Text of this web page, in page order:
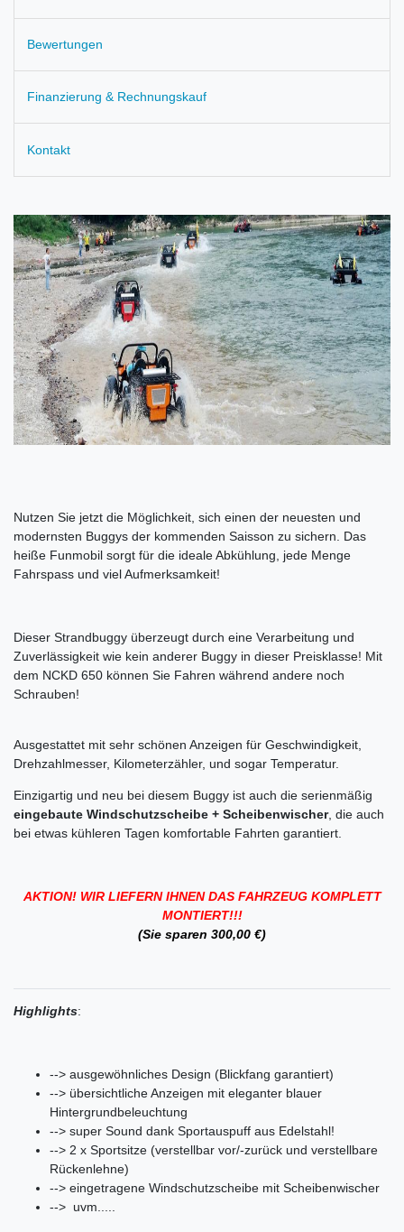
Bewertungen
Finanzierung & Rechnungskauf
Kontakt
Nutzen Sie jetzt die Möglichkeit, sich einen der neuesten und
modernsten Buggys der kommenden Saisson zu sichern. Das
heiße Funmobil sorgt für die ideale Abkühlung, jede Menge
Fahrspass und viel Aufmerksamkeit!
Dieser Strandbuggy überzeugt durch eine Verarbeitung und
Zuverlässigkeit wie kein anderer Buggy in dieser Preisklasse! Mit
dem NCKD 650 können Sie Fahren während andere noch
Schrauben!
Ausgestattet mit sehr schönen Anzeigen für Geschwindigkeit,
Drehzahlmesser, Kilometerzähler, und sogar Temperatur.
Einzigartig und neu bei diesem Buggy ist auch die serienmäßig
eingebaute Windschutzscheibe + Scheibenwischer, die auch
bei etwas kühleren Tagen komfortable Fahrten garantiert.
AKTION! WIR LIEFERN IHNEN DAS FAHRZEUG KOMPLETT
MONTIERT!!!
(Sie sparen 300,00 €)
Highlights:
--> ausgewöhnliches Design (Blickfang garantiert)
--> übersichtliche Anzeigen mit eleganter blauer
Hintergrundbeleuchtung
--> super Sound dank Sportauspuff aus Edelstahl!
--> 2 x Sportsitze (verstellbar vor/-zurück und verstellbare
Rückenlehne)
--> eingetragene Windschutzscheibe mit Scheibenwischer
--> uvm.....